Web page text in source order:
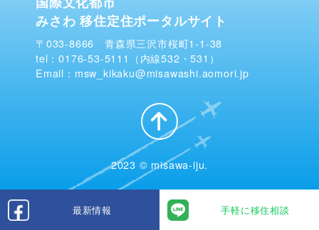
最新情報 手軽に移住相談
みさわ 移住定住ポータルサイト
〒033-8666 青森県三沢市桜町1-1-38
tel：0176-53-5111（内線532・531）
Email：msw_kikaku@misawashi.aomori.jp
2023 © misawa-iju.